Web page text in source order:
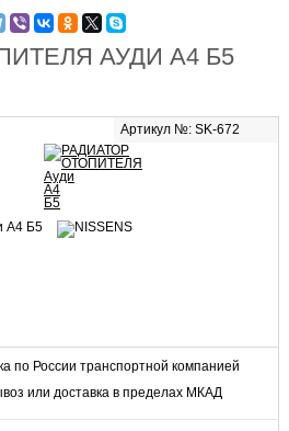
АУДИ А4 Б5
Артикул №: SK-672
по России транспортной компанией
или доставка в пределах МКАД